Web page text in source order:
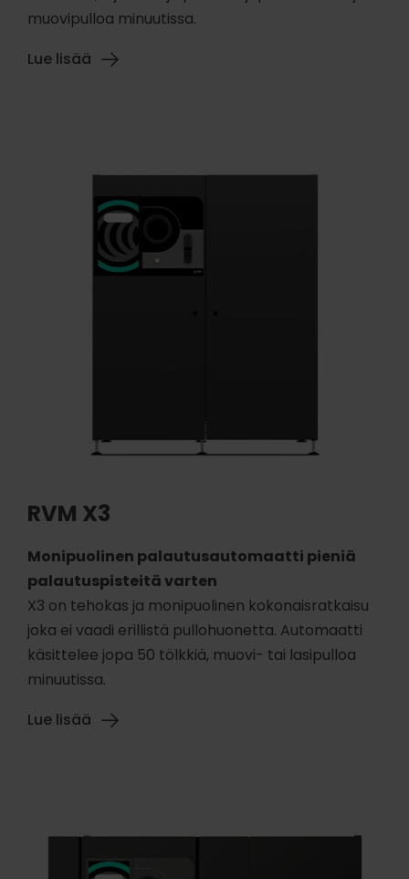
muovipulloa minuutissa.
Lue lisää
RVM X3
Monipuolinen palautusautomaatti pieniä
palautuspisteitä varten
X3 on tehokas ja monipuolinen kokonaisratkaisu
joka ei vaadi erillistä pullohuonetta. Automaatti
käsittelee jopa 50 tölkkiä, muovi- tai lasipulloa
minuutissa.
Lue lisää